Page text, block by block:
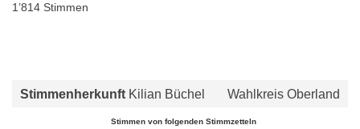
1’814 Stimmen
Stimmenherkunft Kilian Büchel Wahlkreis Oberland
Stimmen von folgenden Stimmzetteln